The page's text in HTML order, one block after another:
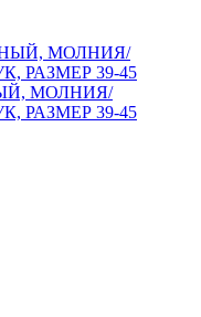
МОЛНИЯ/
РАЗМЕР 39-45